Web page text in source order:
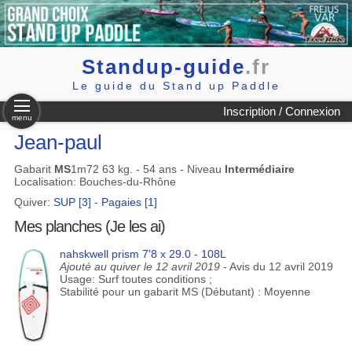
Standup-guide.fr
Le guide du Stand up Paddle
Inscription / Connexion
menu
Jean-paul
Gabarit MS1m72 63 kg. - 54 ans - Niveau Intermédiaire
Localisation: Bouches-du-Rhône
Quiver: SUP [3] - Pagaies [1]
Mes planches (Je les ai)
nahskwell prism 7'8 x 29.0 - 108L
Ajouté au quiver le 12 avril 2019 - Avis du 12 avril 2019
Usage: Surf toutes conditions ;
Stabilité pour un gabarit MS (Débutant) : Moyenne